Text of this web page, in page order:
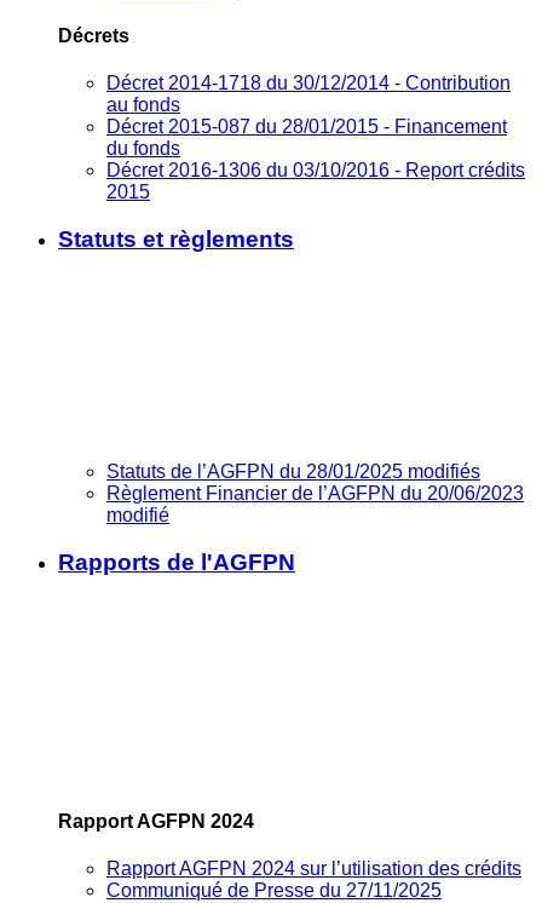
Décrets
Décret 2014-1718 du 30/12/2014 - Contribution
au fonds
Décret 2015-087 du 28/01/2015 - Financement
du fonds
Décret 2016-1306 du 03/10/2016 - Report crédits
2015
Statuts et règlements
Statuts de l’AGFPN du 28/01/2025 modifiés
Règlement Financier de l’AGFPN du 20/06/2023
modifié
Rapports de l'AGFPN
Rapport AGFPN 2024
Rapport AGFPN 2024 sur l’utilisation des crédits
Communiqué de Presse du 27/11/2025